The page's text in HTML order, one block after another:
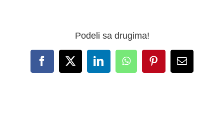
Podeli sa drugima!
Facebook
X LinkedInWhatsAppPinterestEmail